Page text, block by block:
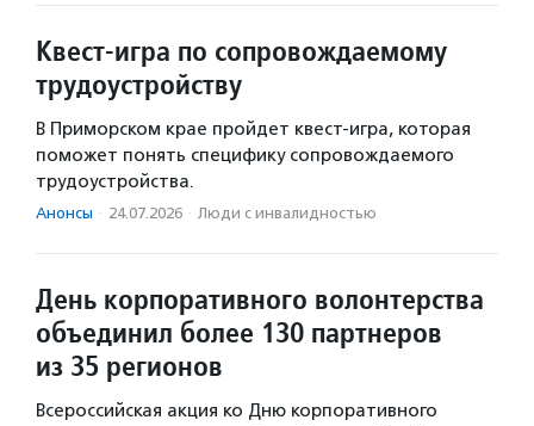
Квест‑игра по сопровождаемому
трудоустройству
В Приморском крае пройдет квест-игра, которая
поможет понять специфику сопровождаемого
трудоустройства.
Анонсы · 24.07.2026 · Люди с инвалидностью
День корпоративного волонтерства
объединил более 130 партнеров
из 35 регионов
Всероссийская акция ко Дню корпоративного